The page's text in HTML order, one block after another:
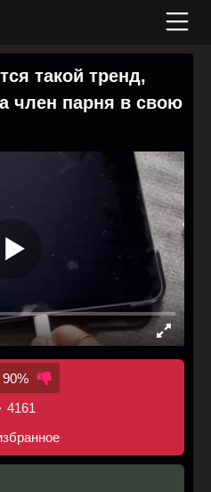
такой тренд,
член парня в свою
90%
4161